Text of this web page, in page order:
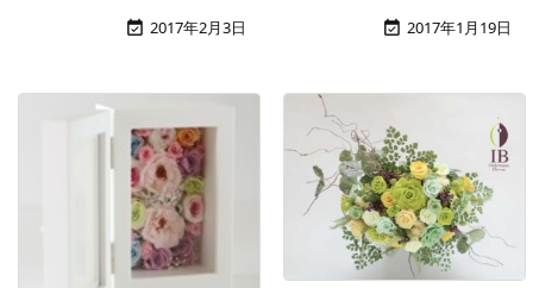
 2017年2月3日  2017年1月19日